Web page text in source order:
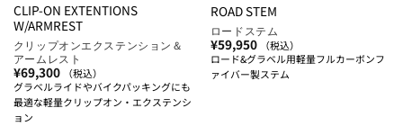
CLIP-ON EXTENTIONS
W/ARMREST
クリップオンエクステンション＆
アームレスト
¥69,300
（税込）
グラベルライドやバイクパッキングにも
最適な軽量クリップオン・エクステンシ
ョン
ROAD STEM
ロードステム
¥59,950
（税込）
ロード&グラベル用軽量フルカーボンフ
ァイバー製ステム